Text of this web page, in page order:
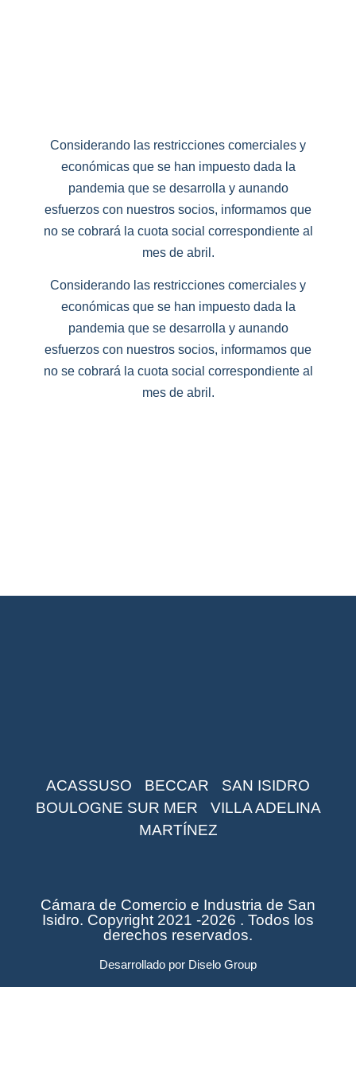
Considerando las restricciones comerciales y
económicas que se han impuesto dada la
pandemia que se desarrolla y aunando
esfuerzos con nuestros socios, informamos que
no se cobrará la cuota social correspondiente al
mes de abril.
Considerando las restricciones comerciales y
económicas que se han impuesto dada la
pandemia que se desarrolla y aunando
esfuerzos con nuestros socios, informamos que
no se cobrará la cuota social correspondiente al
mes de abril.
ACASSUSO BECCAR
SAN ISIDRO
BOULOGNE SUR MER
VILLA ADELINA
MARTÍNEZ
Cámara de Comercio e Industria de San
Isidro. Copyright 2021 -2026 . Todos los
derechos reservados.
Desarrollado por Diselo Group